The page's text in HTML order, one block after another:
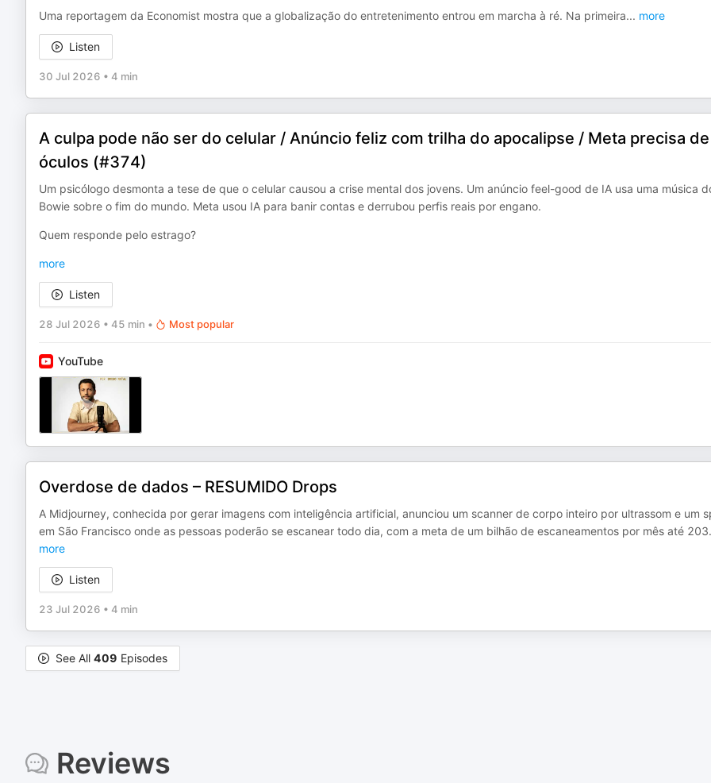
Uma reportagem da Economist mostra que a globalização do entretenimento entrou em marcha à ré. Na primeira... more
Listen
30 Jul 2026 • 4 min
A culpa pode não ser do celular / Anúncio feliz com trilha do apocalipse / Meta precisa de
óculos (#374)
Um psicólogo desmonta a tese de que o celular causou a crise mental dos jovens. Um anúncio feel-good de IA usa uma música
Bowie sobre o fim do mundo. Meta usou IA para banir contas e derrubou perfis reais por engano.
Quem responde pelo estrago?
more
Listen
28 Jul 2026 • 45 min • Most popular
YouTube
Overdose de dados – RESUMIDO Drops
A Midjourney, conhecida por gerar imagens com inteligência artificial, anunciou um scanner de corpo inteiro por ultrassom e um
em São Francisco onde as pessoas poderão se escanear todo dia, com a meta de um bilhão de escaneamentos por mês até 203
more
Listen
23 Jul 2026 • 4 min
See All 409 Episodes
Reviews